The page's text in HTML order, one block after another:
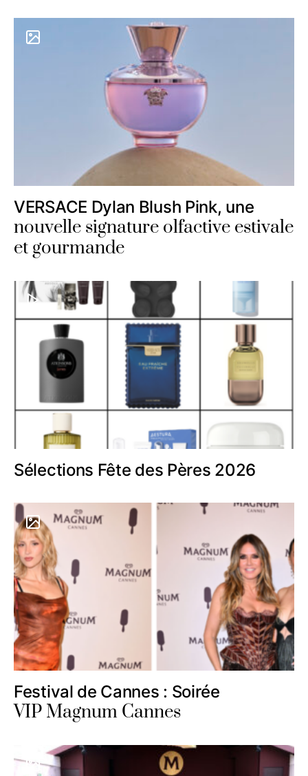
VERSACE Dylan Blush Pink, une
nouvelle signature olfactive estivale
et gourmande
Sélections Fête des Pères 2026
Festival de Cannes : Soirée
VIP Magnum Cannes